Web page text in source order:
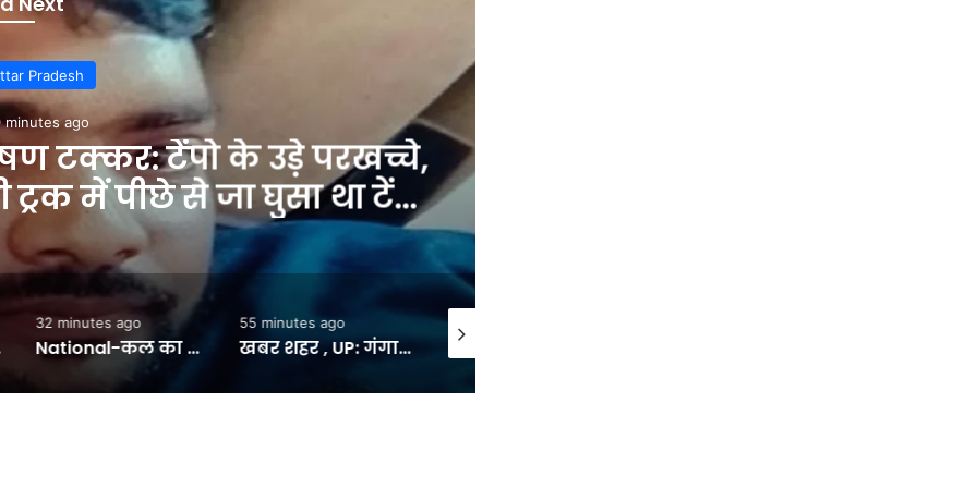
Pradesh
ago
टक्कर: टेंपो के उड़े परखच्चे,
में पीछे से जा घुसा था टेंपो
INA
32 minutes ago
National-कल का मौसम: 8 अगस्त को यूपी, उत्तराखंड संग 18 राज्यों में भारी बारिश का अलर्ट, इन इलाकों में दिखेगा बरसात का ताडंव – #INA
55 minutes ago
खबर शहर , UP: गंगा स्नान की इच्छा जताई, चार बेटों ने कांवड़ बना दी पालकी, एक पलड़े में 51 किलो गंगाजल, दूसरे में पिता – INA
1 hour ago